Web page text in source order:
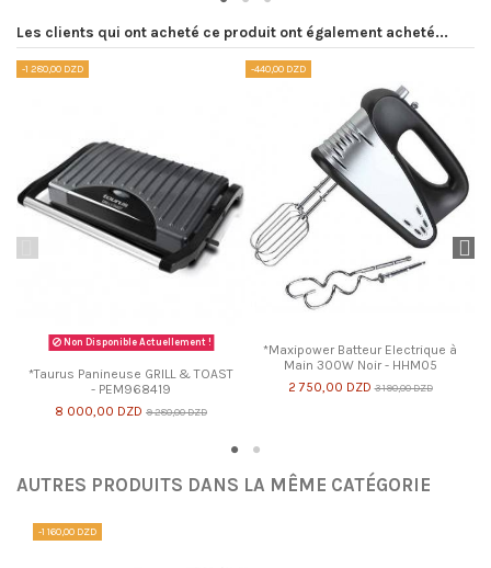
Les clients qui ont acheté ce produit ont également acheté...
-1 280,00 DZD
Non Disponible Actuellement !
*Taurus Panineuse GRILL & TOAST
- PEM968419
8 000,00 DZD 9 280,00 DZD
-440,00 DZD
*Maxipower Batteur Electrique à
Main 300W Noir - HHM05
2 750,00 DZD 3 190,00 DZD
AUTRES PRODUITS DANS LA MÊME CATÉGORIE
-1 160,00 DZD